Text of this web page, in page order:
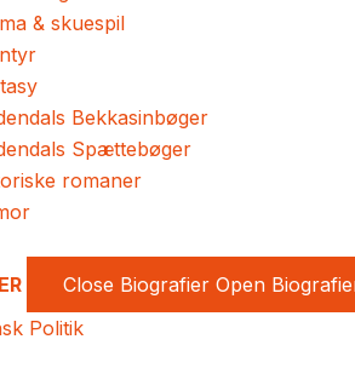
& skuespil
Bekkasinbøger
Spættebøger
romaner
Close Biografier Open
Politik